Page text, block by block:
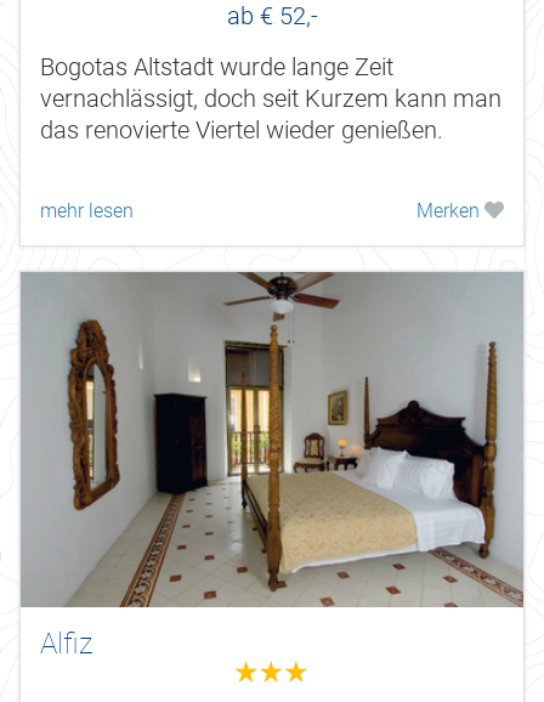
ab € 52,-
Bogotas Altstadt wurde lange Zeit
vernachlässigt, doch seit Kurzem kann man
das renovierte Viertel wieder genießen.
mehr lesen Merken
Alfiz
3.0